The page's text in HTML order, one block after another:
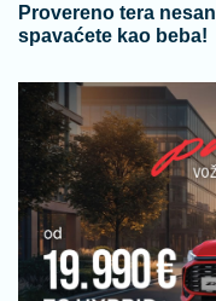
Provereno tera
spavaćete kao beba!